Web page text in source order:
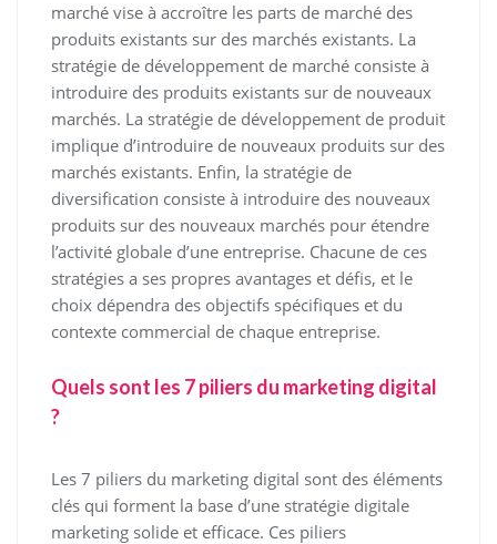
marché vise à accroître les parts de marché des
produits existants sur des marchés existants. La
stratégie de développement de marché consiste à
introduire des produits existants sur de nouveaux
marchés. La stratégie de développement de produit
implique d’introduire de nouveaux produits sur des
marchés existants. Enfin, la stratégie de
diversification consiste à introduire des nouveaux
produits sur des nouveaux marchés pour étendre
l’activité globale d’une entreprise. Chacune de ces
stratégies a ses propres avantages et défis, et le
choix dépendra des objectifs spécifiques et du
contexte commercial de chaque entreprise.
Quels sont les 7 piliers du marketing digital
?
Les 7 piliers du marketing digital sont des éléments
clés qui forment la base d’une stratégie digitale
marketing solide et efficace. Ces piliers